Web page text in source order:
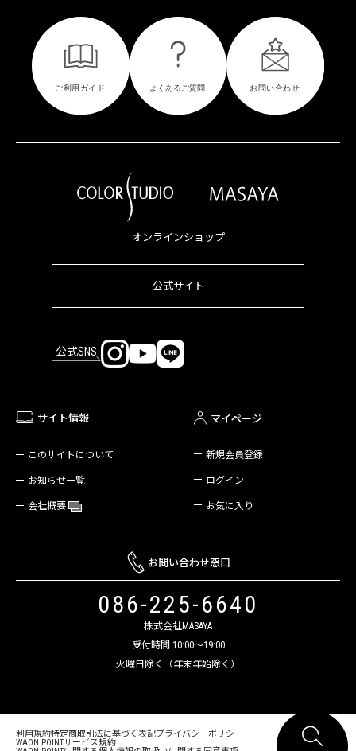
オンラインショップ
公式サイト
公式SNS
サイト情報
このサイトについて
お知らせ一覧
会社概要
マイページ
新規会員登録
ログイン
お気に入り
お問い合わせ窓口
086-225-6640
株式会社MASAYA
受付時間 10:00～19:00
火曜日除く（年末年始除く）
利用規約特定商取引法に基づく表記プライバシーポリシー
WAON POINTサービス規約